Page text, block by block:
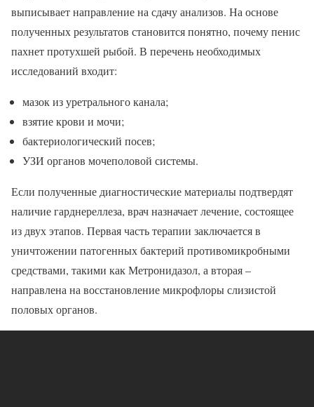
выписывает направление на сдачу анализов. На основе
полученных результатов становится понятно, почему пенис
пахнет протухшей рыбой. В перечень необходимых
исследований входит:
мазок из уретрального канала;
взятие крови и мочи;
бактериологический посев;
УЗИ органов мочеполовой системы.
Если полученные диагностические материалы подтвердят
наличие гарднереллеза, врач назначает лечение, состоящее
из двух этапов. Первая часть терапии заключается в
уничтожении патогенных бактерий противомикробными
средствами, такими как Метронидазол, а вторая –
направлена на восстановление микрофлоры слизистой
половых органов.